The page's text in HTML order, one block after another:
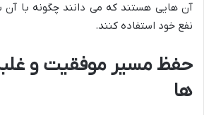
آن هایی هستند که می دانند چگونه با آن
نفع خود استفاده کنند.
حفظ مسیر موفقیت و
ها